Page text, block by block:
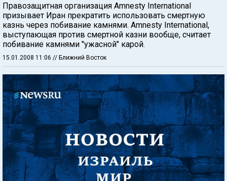
Правозащитная организация Amnesty International
призывает Иран прекратить использовать смертную
казнь через побивание камнями. Amnesty International,
выступающая против смертной казни вообще, считает
побивание камнями "ужасной" карой.
15.01.2008 11:06 // Ближний Восток